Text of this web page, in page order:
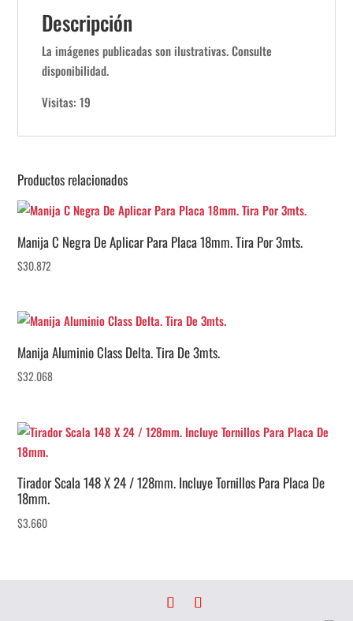
Descripción
La imágenes publicadas son ilustrativas. Consulte
disponibilidad.
Visitas: 19
Productos relacionados
Manija C Negra De Aplicar Para Placa 18mm. Tira Por 3mts.
$30.872
Manija Aluminio Class Delta. Tira De 3mts.
$32.068
Tirador Scala 148 X 24 / 128mm. Incluye Tornillos Para Placa De
18mm.
$3.660